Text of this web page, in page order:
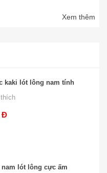
Xem thêm
kaki lót lông nam tính
Đ
nam lót lông cực ấm